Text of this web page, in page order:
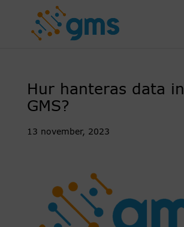
Hur hanteras data
GMS?
13 november, 2023